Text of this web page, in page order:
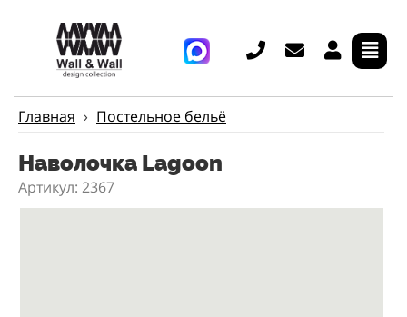
Главная › Постельное бельё
Наволочка Lagoon
Артикул: 2367